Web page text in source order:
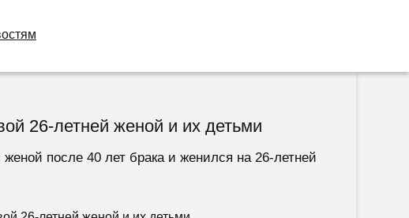
26-летней женой и их детьми
после 40 лет брака и женился на 26-летней